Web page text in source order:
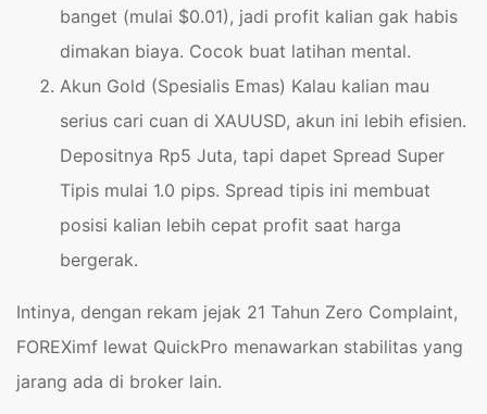
banget (mulai $0.01), jadi profit kalian gak habis
dimakan biaya. Cocok buat latihan mental.
Akun Gold (Spesialis Emas) Kalau kalian mau
serius cari cuan di XAUUSD, akun ini lebih efisien.
Depositnya Rp5 Juta, tapi dapet Spread Super
Tipis mulai 1.0 pips. Spread tipis ini membuat
posisi kalian lebih cepat profit saat harga
bergerak.
Intinya, dengan rekam jejak 21 Tahun Zero Complaint,
FOREXimf lewat QuickPro menawarkan stabilitas yang
jarang ada di broker lain.